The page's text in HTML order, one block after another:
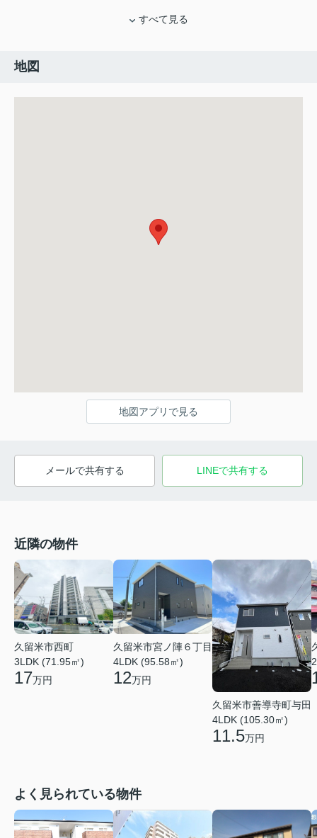
すべて見る
地図
地図アプリで見る
メールで共有する LINEで共有する
近隣の物件
久留米市西町
3LDK (71.95㎡)
17万円
久留米市宮ノ陣６丁目
4LDK (95.58㎡)
12万円
久留米市善導寺町与田
4LDK (105.30㎡)
11.5万円
よく見られている物件